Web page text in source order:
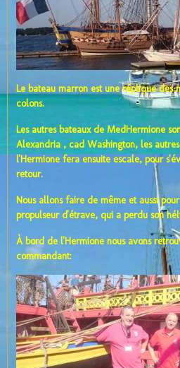
Le bateau marron est une réplique des
colons.
Les autres bateaux de MedHermione
Alexandria , cad Washington, les
l'Hermione fera ensuite escale, pour
retour.
Nous allons faire de même et aussi
propulseur d'étrave, qui a perdu son
À bord de l'Hermione nous avons
commandant: